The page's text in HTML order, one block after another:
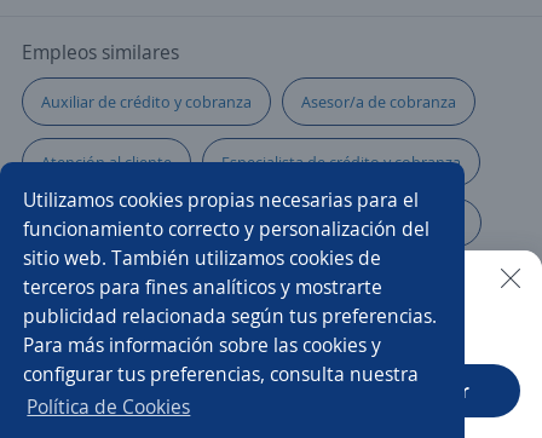
Empleos similares
Auxiliar de crédito y cobranza Asesor/a de cobranza
Atención al cliente Especialista de crédito y cobranza
Cajero encargado Promotor/a de servicios bancarios
Ejecutivo cobranza Cajero/a Asesor/a
Cajero banco Promotor/a de servicios
Responsable de crédito y cobranza
Buscar es más fácil en la app
CT App Abrir
Utilizamos cookies propias necesarias para el
funcionamiento correcto y personalización del
sitio web. También utilizamos cookies de
terceros para fines analíticos y mostrarte
publicidad relacionada según tus preferencias.
Para más información sobre las cookies y
configurar tus preferencias, consulta nuestra
Política de Cookies